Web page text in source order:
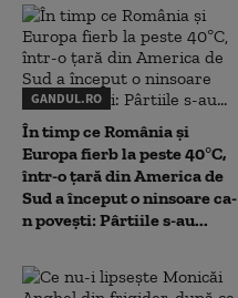
GANDUL.RO
În timp ce România și
Europa fierb la peste 40°C,
într-o țară din America de
Sud a început o ninsoare ca-
n povești: Pârtiile s-au...